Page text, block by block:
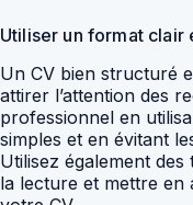
Utiliser un format clair
Un CV bien structuré
attirer l’attention des
professionnel en
simples et en évitant
Utilisez également
la lecture et mettre en